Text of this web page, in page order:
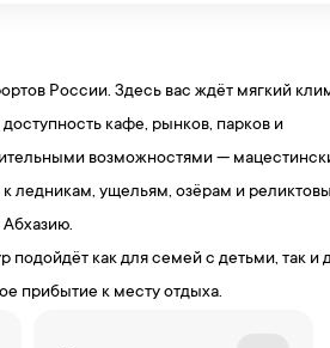
России. Здесь вас ждёт мягкий
кафе, рынков, парков и
возможностями —
ледникам, ущельям, озёрам и
как для семей с детьми, так и
прибытие к месту отдыха.